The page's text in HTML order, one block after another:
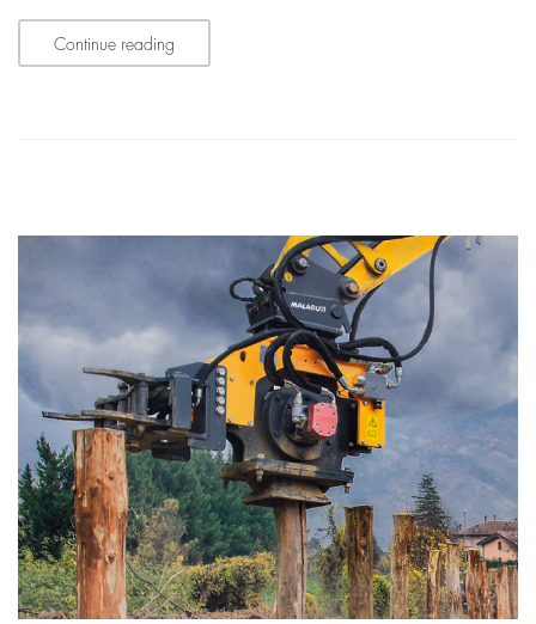
Continue reading